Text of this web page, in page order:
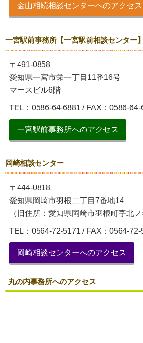
金山相続相談センターへのアクセス
一宮駅前事務所【一宮駅前相談センター】
〒491-0858
愛知県一宮市栄一丁目11番16号
マースビル6階
TEL：0586-64-6881 / FAX：0586-64-
一宮駅前事務所へのアクセス
岡崎相談センター
〒444-0818
愛知県岡崎市羽根二丁目7番地14
（旧住所：愛知県岡崎市羽根町字北ノ
TEL：0564-72-5171 / FAX：0564-72-
岡崎相談センターへのアクセス
丸の内事務所へのアクセス